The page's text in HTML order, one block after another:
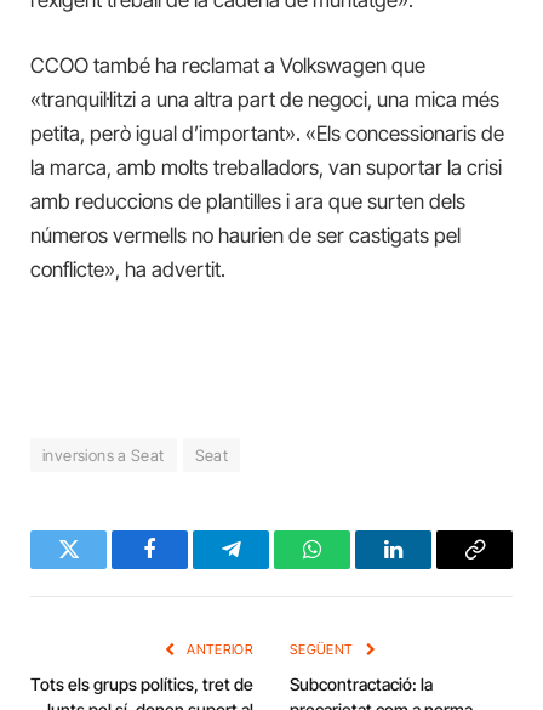
CCOO també ha reclamat a Volkswagen que
«tranquil·litzi a una altra part de negoci, una mica més
petita, però igual d’important». «Els concessionaris de
la marca, amb molts treballadors, van suportar la crisi
amb reduccions de plantilles i ara que surten dels
números vermells no haurien de ser castigats pel
conflicte», ha advertit.
inversions a Seat Seat
Twitter FacebookTelegramWhatsAppLinkedInCopy
ANTERIOR
Tots els grups polítics, tret de
SEGÜENT
Subcontractació: la